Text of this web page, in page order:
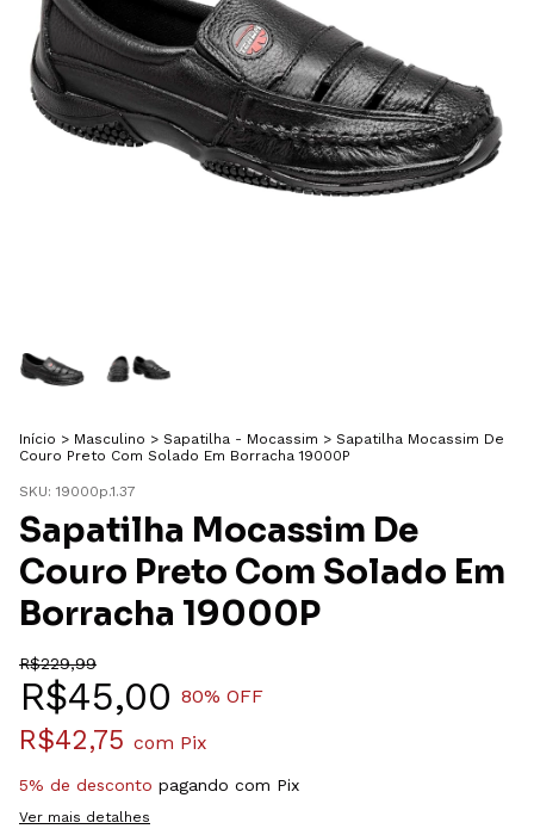
Início > Masculino > Sapatilha - Mocassim > Sapatilha Mocassim De
Couro Preto Com Solado Em Borracha 19000P
SKU: 19000p.1.37
Sapatilha Mocassim De
Couro Preto Com Solado Em
Borracha 19000P
R$229,99
R$45,00 80% OFF
R$42,75 com Pix
5% de desconto pagando com Pix
Ver mais detalhes